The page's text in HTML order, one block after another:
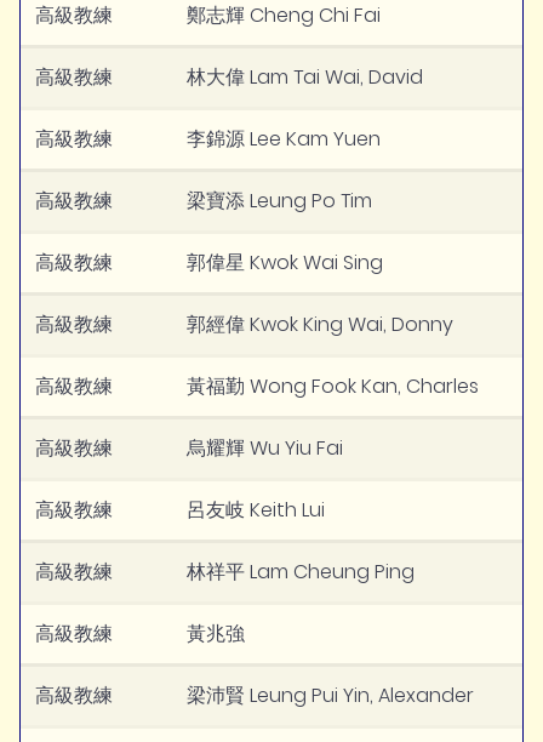
高級教練 鄭志輝 Cheng Chi Fai
高級教練 林大偉 Lam Tai Wai, David
高級教練 李錦源 Lee Kam Yuen
高級教練 梁寶添 Leung Po Tim
高級教練 郭偉星 Kwok Wai Sing
高級教練 郭經偉 Kwok King Wai, Donny
高級教練 黃福勤 Wong Fook Kan, Charles
高級教練 烏耀輝 Wu Yiu Fai
高級教練 呂友岐 Keith Lui
高級教練 林祥平 Lam Cheung Ping
高級教練 黃兆強
高級教練 梁沛賢 Leung Pui Yin, Alexander